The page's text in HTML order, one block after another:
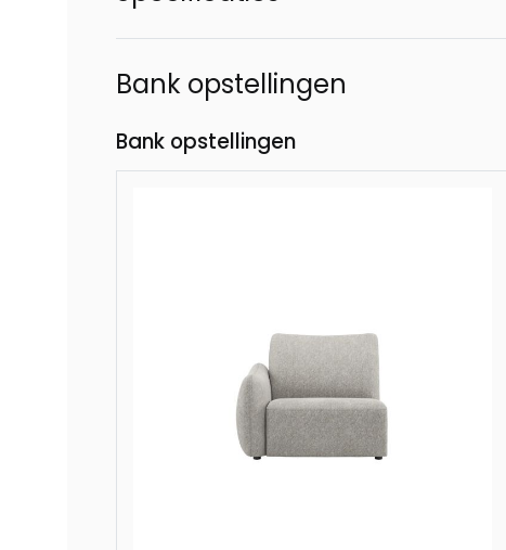
Bank opstellingen
Bank opstellingen